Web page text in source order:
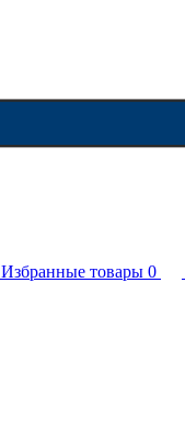
Избранные товары 0